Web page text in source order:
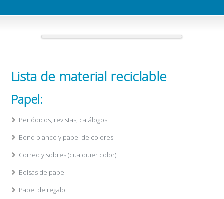
Lista de material reciclable
Papel:
Periódicos, revistas, catálogos
Bond blanco y papel de colores
Correo y sobres (cualquier color)
Bolsas de papel
Papel de regalo